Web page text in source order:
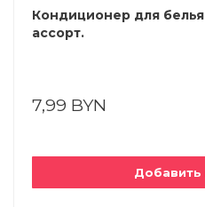
Кондиционер для
ассорт.
7,99 BYN
Добавить